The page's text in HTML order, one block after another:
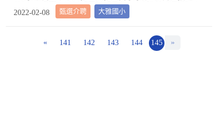
甄選介聘 大雅國小
2022-02-08
« 141 142 143 144 145 »